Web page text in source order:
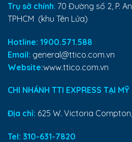
Trụ sở chính: 70 Đường số 2, P.
TPHCM (khu Tên Lửa)
Hotline: 1900.571.588
Email: general@ttico.com.vn
Website:www.ttico.com.vn
CHI NHÁNH TTI EXPRESS TẠI MỸ
Địa chỉ: 625 W. Victoria
Tel: 310-631-7820